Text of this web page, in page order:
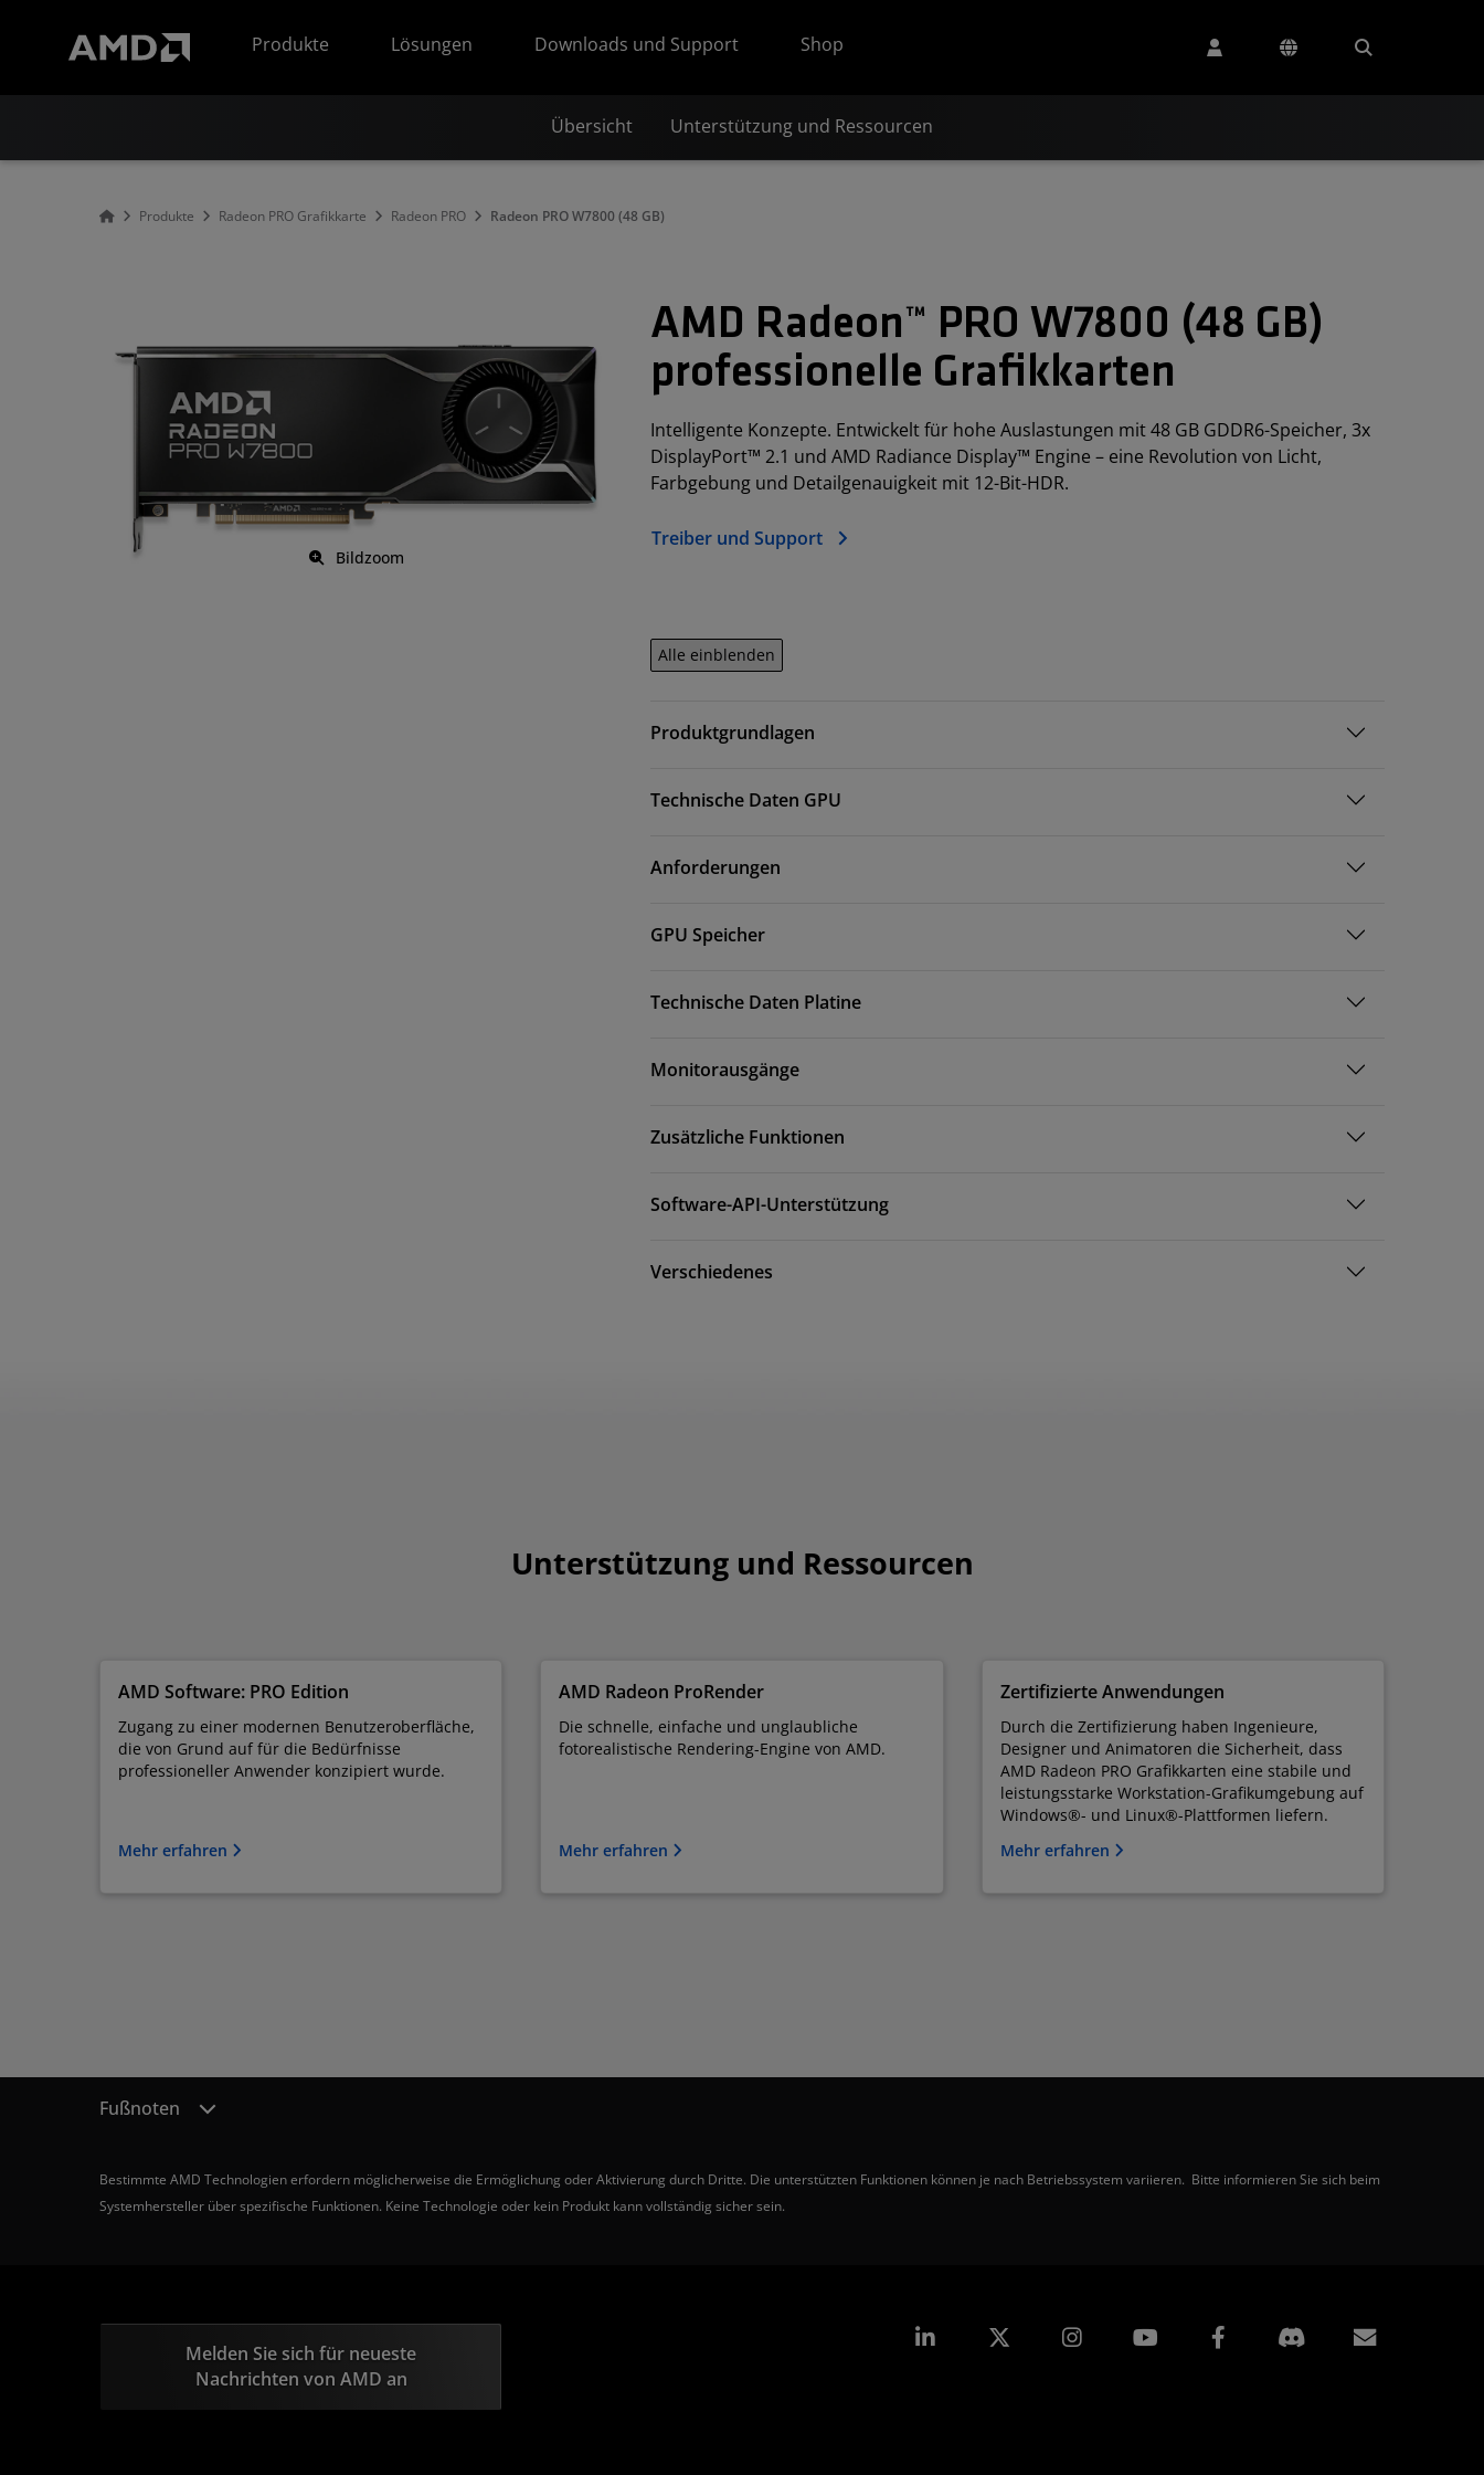
Produkte
Lösungen Downloads und Support Shop
Übersicht Unterstützung und Ressourcen
Produkte Radeon PRO Grafikkarte Radeon PRO Radeon PRO W7800 (48 GB)
Bildzoom
AMD Radeon™ PRO W7800 (48 GB)
professionelle Grafikkarten
Intelligente Konzepte. Entwickelt für hohe Auslastungen mit 48 GB GDDR6-Speicher, 3x
DisplayPort™ 2.1 und AMD Radiance Display™ Engine – eine Revolution von Licht,
Farbgebung und Detailgenauigkeit mit 12-Bit-HDR.
Treiber und Support
Alle einblenden
Produktgrundlagen
Technische Daten GPU
Anforderungen
GPU Speicher
Technische Daten Platine
Monitorausgänge
Zusätzliche Funktionen
Software-API-Unterstützung
Verschiedenes
Unterstützung und Ressourcen
AMD Software: PRO Edition
Zugang zu einer modernen Benutzeroberfläche,
die von Grund auf für die Bedürfnisse
professioneller Anwender konzipiert wurde.
Mehr erfahren
AMD Radeon ProRender
Die schnelle, einfache und unglaubliche
fotorealistische Rendering-Engine von AMD.
Mehr erfahren
Zertifizierte Anwendungen
Durch die Zertifizierung haben Ingenieure,
Designer und Animatoren die Sicherheit, dass
AMD Radeon PRO Grafikkarten eine stabile und
leistungsstarke Workstation-Grafikumgebung auf
Windows®- und Linux®-Plattformen liefern.
Mehr erfahren
Fußnoten
Bestimmte AMD Technologien erfordern möglicherweise die Ermöglichung oder Aktivierung durch Dritte. Die unterstützten Funktionen können je nach Betriebssystem variieren. Bitte informieren Sie sich beim
Systemhersteller über spezifische Funktionen. Keine Technologie oder kein Produkt kann vollständig sicher sein.
Melden Sie sich für neueste
Nachrichten von AMD an
LinkedIn Instagram Facebook